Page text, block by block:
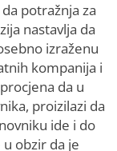
potražnja za
nastavlja da
izraženu
kompanija i
da u
proizilazi da
ide i do
obzir da je